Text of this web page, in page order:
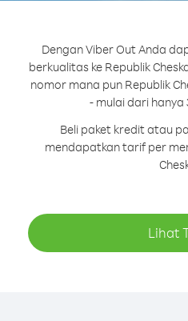
Dengan Viber Out Anda
berkualitas ke Republik
nomor mana pun Republik
- mulai dari hanya
Beli paket kredit atau
mendapatkan tarif per
Lihat